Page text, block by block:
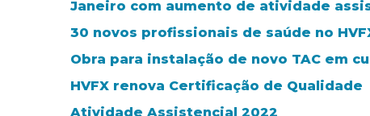
Janeiro com aumento de atividade
30 novos profissionais de saúde no
Obra para instalação de novo TAC em
HVFX renova Certificação de Qualidade
Atividade Assistencial 2022